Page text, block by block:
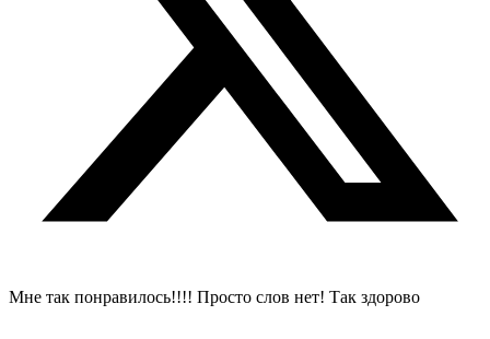
Мне так понравилось!!!! Просто слов нет! Так здорово